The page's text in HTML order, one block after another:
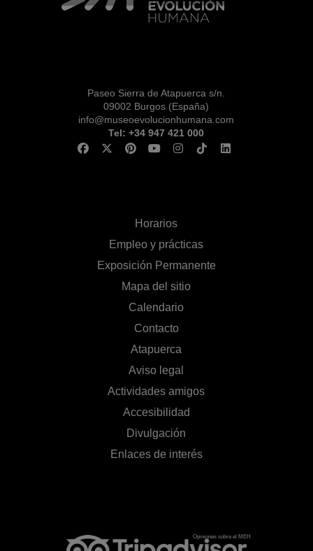
Paseo Sierra de Atapuerca s/n.
09002 Burgos (España)
info@museoevolucionhumana.com
Tel: +34 947 421 000
Horarios
Empleo y prácticas
Exposición Permanente
Mapa del sitio
Calendario
Contacto
Atapuerca
Aviso legal
Actividades amigos
Accesibilidad
Divulgación
Enlaces de interés
Opiniones sobre el MEH